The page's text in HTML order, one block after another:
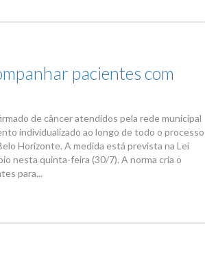
pacientes com
de câncer atendidos pela rede municipal
individualizado ao longo de todo o processo
Horizonte. A medida está prevista na Lei
nesta quinta-feira (30/7). A norma cria o
para...